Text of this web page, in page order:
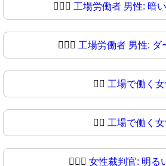
👨🏿‍⚖️ 工場労働者 男性: 暗
👨🏿‍⚖ 工場労働者 男性: ダ
👩‍⚖️ 工場で働く
👩‍⚖ 工場で働く
👩🏻‍⚖️ 女性裁判官: 明る